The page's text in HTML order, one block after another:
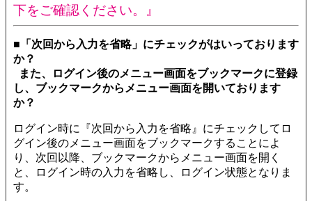
下をご確認ください。』
■「次回から入力を省略」にチェックがはいっております
か？
また、ログイン後のメニュー画面をブックマークに登録
し、ブックマークからメニュー画面を開いております
か？
ログイン時に『次回から入力を省略』にチェックしてロ
グイン後のメニュー画面をブックマークすることによ
り、次回以降、ブックマークからメニュー画面を開く
と、ログイン時の入力を省略し、ログイン状態となりま
す。